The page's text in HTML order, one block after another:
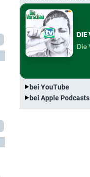
bei YouTube
bei Apple Podcasts